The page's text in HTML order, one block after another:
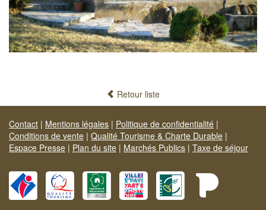
Retour liste
Contact | Mentions légales | Politique de confidentialité |
Conditions de vente | Qualité Tourisme & Charte Durable |
Espace Presse | Plan du site | Marchés Publics | Taxe de séjour